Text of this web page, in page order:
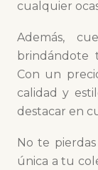
cualquier
Además,
brindándote
Con un
calidad y
destacar en
No te
única a tu